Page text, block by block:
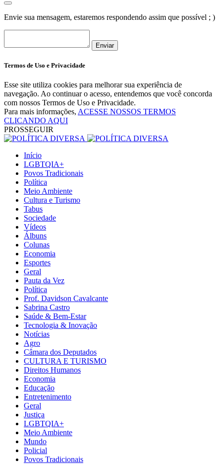
Envie sua mensagem, estaremos respondendo assim que possível ; )
Enviar
Termos de Uso e Privacidade
Esse site utiliza cookies para melhorar sua experiência de
navegação. Ao continuar o acesso, entendemos que você concorda
com nossos Termos de Uso e Privacidade.
Para mais informações, ACESSE NOSSOS TERMOS
CLICANDO AQUI
PROSSEGUIR
Início
LGBTQIA+
Povos Tradicionais
Política
Meio Ambiente
Cultura e Turismo
Tabus
Sociedade
Vídeos
Álbuns
Colunas
Economia
Esportes
Geral
Pauta da Vez
Política
Prof. Davidson Cavalcante
Sabrina Castro
Saúde & Bem-Estar
Tecnologia & Inovação
Notícias
Agro
Câmara dos Deputados
CULTURA E TURISMO
Direitos Humanos
Economia
Educação
Entretenimento
Geral
Justiça
LGBTQIA+
Meio Ambiente
Mundo
Policial
Povos Tradicionais